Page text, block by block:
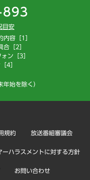
目安
内容［1］
合［2］
ン［3］
4］
始を除く）
規約 放送番組審議会
ーハラスメントに対する方針
お問い合わせ